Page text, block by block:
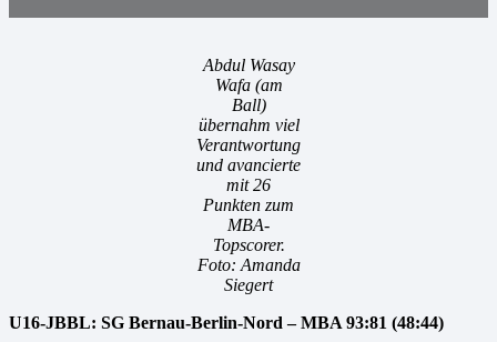
Abdul Wasay
Wafa (am
Ball)
übernahm viel
Verantwortung
und avancierte
mit 26
Punkten zum
MBA-
Topscorer.
Foto: Amanda
Siegert
U16-JBBL: SG Bernau-Berlin-Nord – MBA 93:81 (48:44)